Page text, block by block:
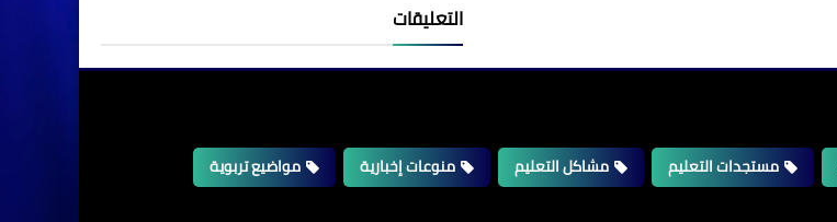
التعليقات
مستجدات التعليم مشاكل التعليم منوعات إخبارية
مواضيع تربوية